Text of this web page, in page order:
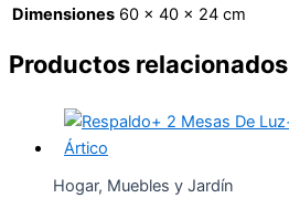
Dimensiones 60 × 40 × 24 cm
Productos relacionados
Hogar, Muebles y Jardín